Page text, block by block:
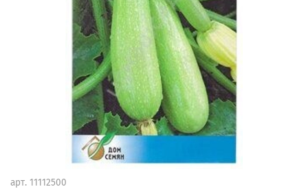
арт. 11112500